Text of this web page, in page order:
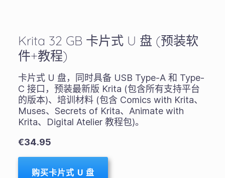
Krita 32 GB 卡片式 U 盘 (预装软
件+教程)
卡片式 U 盘，同时具备 USB Type-A 和 Type-
C 接口，预装最新版 Krita (包含所有支持平台
的版本)、培训材料 (包含 Comics with Krita、
Muses、Secrets of Krita、Animate with
Krita、Digital Atelier 教程包)。
€34.95
购买卡片式 U 盘